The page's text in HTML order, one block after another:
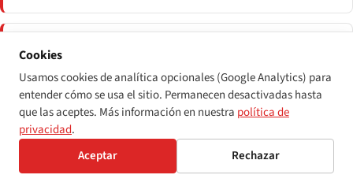
Pronunciación
Cuando el significado de una palabra depende de su
pronunciación y la pronunciación correcta no resulta evidente por
el contexto, se debe proporcionar un mecanismo que exponga la
pronunciación: escritura fonética, audio o un enlace a una guía.
Cookies
Usamos cookies de analítica opcionales (Google Analytics) para
entender cómo se usa el sitio. Permanecen desactivadas hasta
que las aceptes. Más información en nuestra política de
privacidad.
Aceptar
Rechazar